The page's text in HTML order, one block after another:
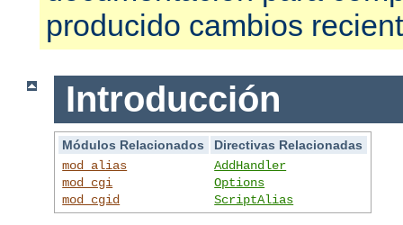
producido cambios
Introducción
Módulos Relacionados
Directivas Relacionadas
mod_alias
mod_cgi
mod_cgid
AddHandler
Options
ScriptAlias